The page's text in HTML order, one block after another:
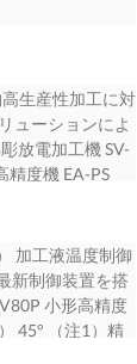
0041 〒
7-4 静岡県浜松
719-7121
ンター 広島サー
0972 〒731-
利松1-12-36 岡
）671-9922 リ
業機械設備事業
大崎1-6-3 〒
ング） （三菱
ションセンター
理念のもと、活
ル管理システ
る社会の実現
クス 神で、家庭
ター、ＡＣサー
現に 磁開閉
業 向けてチャ
機、産業用ロ
器、カーマルチ
操作性・作業性 . .
、 13 グローバル
. . . . . . . . . . . . . .
月出荷 平成6年
8月出荷 平成
2001 2004
ADVANCE
出荷 平成16年
年 2月出荷 熱
制御装置
年 2月出荷 平
生産性加工に対
ューションによ
放電加工機 SV-
精度機 EA-PS
追求した スタ
加工液温度制御
新制御装置を搭
小形高精度
45° （注1）精